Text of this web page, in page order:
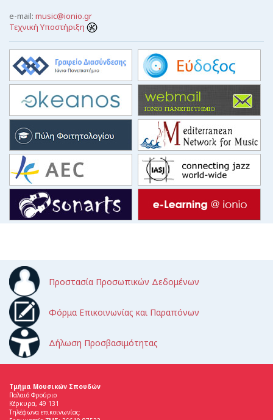
e-mail: music@ionio.gr
Τεχνική Υποστήριξη
Προστασία Προσωπικών Δεδομένων
Φόρμα Επικοινωνίας και Παραπόνων
Δήλωση Προσβασιμότητας
Τμήμα Μουσικών Σπουδών
Παλαιό Φρούριο
Κέρκυρα, 49 131
Τηλέφωνα επικοινωνίας: